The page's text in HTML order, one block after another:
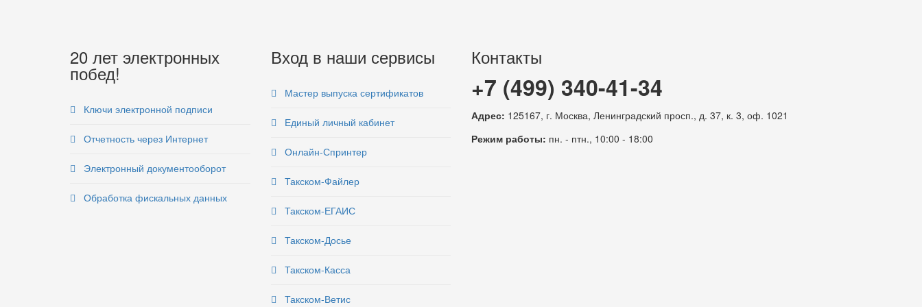
20 лет электронных
побед!
Ключи электронной подписи
Отчетность через Интернет
Электронный документооборот
Обработка фискальных данных
Вход в наши сервисы
Мастер выпуска сертификатов
Единый личный кабинет
Онлайн-Спринтер
Такском-Файлер
Такском-ЕГАИС
Такском-Досье
Такском-Касса
Такском-Ветис
Контакты
+7 (499) 340-41-34
Адрес: 125167, г. Москва, Ленинградский просп., д. 37, к. 3, оф. 1021
Режим работы: пн. - птн., 10:00 - 18:00